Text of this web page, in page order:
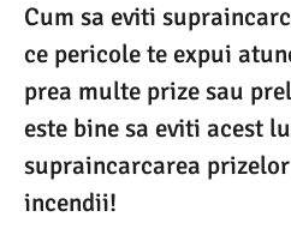
0
2
2
1
9
.
Cum sa eviti
ce pericole te expui
prea multe prize sau
este bine sa eviti acest
supraincarcarea
incendii!